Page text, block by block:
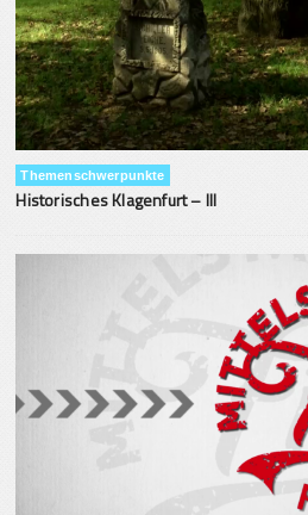
Themenschwerpunkte
Historisches Klagenfurt – III